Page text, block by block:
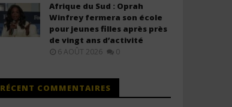
Afrique du Sud : Oprah
Winfrey fermera son école
pour jeunes filles après près
de vingt ans d’activité
6 AOÛT 2026 0
RÉCENT COMMENTAIRES